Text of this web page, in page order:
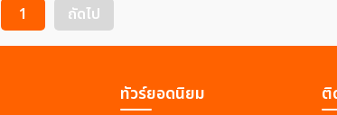
1 ถัดไป
ทัวร์ยอดนิยม ติ